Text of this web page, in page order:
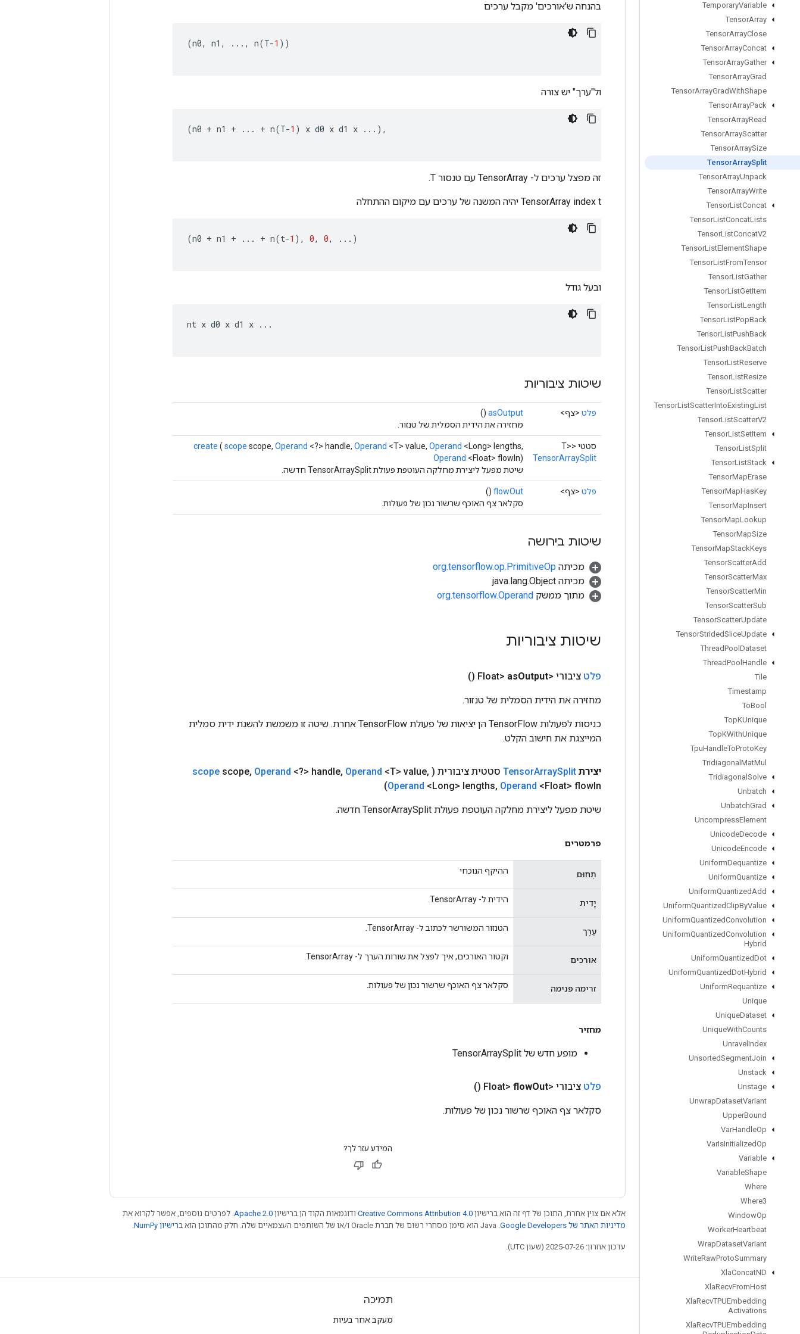
TemporaryVariable
TensorArray
TensorArrayClose
TensorArrayConcat
TensorArrayGather
TensorArrayGrad
TensorArrayGradWithShape
TensorArrayPack
TensorArrayRead
TensorArrayScatter
TensorArraySize
TensorArraySplit
TensorArrayUnpack
TensorArrayWrite
TensorListConcat
TensorListConcatLists
TensorListConcatV2
TensorListElementShape
TensorListFromTensor
TensorListGather
TensorListGetItem
TensorListLength
TensorListPopBack
TensorListPushBack
TensorListPushBackBatch
TensorListReserve
TensorListResize
TensorListScatter
TensorListScatterIntoExistingList
TensorListScatterV2
TensorListSetItem
TensorListSplit
TensorListStack
TensorMapErase
TensorMapHasKey
TensorMapInsert
TensorMapLookup
TensorMapSize
TensorMapStackKeys
TensorScatterAdd
TensorScatterMax
TensorScatterMin
TensorScatterSub
TensorScatterUpdate
TensorStridedSliceUpdate
ThreadPool Dataset
ThreadPool Handle
Tile
Timestamp
ToBool
TopKUnique
TopKWithUnique
TpuHandleToProtoKey
Tridiagonal MatMul
Tridiagonal Solve
Unbatch
UnbatchGrad
UncompressElement
UnicodeDecode
UnicodeEncode
UniformDequantize
UniformQuantize
UniformQuantizedAdd
UniformQuantizedClipByValue
UniformQuantizedConvolution
UniformQuantizedConvolution
Hybrid
UniformQuantizedDot
UniformQuantizedDotHybrid
UniformRequantize
Unique
UniqueDataset
UniqueWithCounts
Unravel Index
UnsortedSegmentJoin
Unstack
Unstage
UnwrapDatasetVariant
UpperBound
VarHandleOp
VarIsInitializedOp
Variable
VariableShape
Where
Where3
WindowOp
WorkerHeartbeat
WrapDatasetVariant
WriteRawProtoSummary
XlaConcatND
XlaRecvFromHost
XlaRecvTPUEmbedding
Activations
XlaRecvTPUEmbedding
בהנחה ש'אורכים' מקבל ערכים
(n0, n1 , ..., n(T-1 ))
ול"ערך" יש צורה
(n0 + n1 + ... + n(T-1 ) x d0 x d1 x ...),
זה מפצל ערכים ל- TensorArray עם טנסור T.
TensorArray index t יהיה המשנה של ערכים עם מיקום ההתחלה
(n0 + n1 + ... + n(t-1 ), 0, 0, ...)
ובעל גודל
nt x d0 x d1 x ...
שיטות ציבוריות
פלט <צף> asOutput
()
מחזירה את הידית הסמלית של טנזור.
סטטי <T>
TensorArraySplit
create ( scope scope, Operand <?> handle, Operand <T> value, Operand <Long> lengths,
Operand <Float> flowIn)
שיטת מפעל ליצירת מחלקה העוטפת פעולת TensorArraySplit חדשה.
פלט <צף> flowOut
()
סקלאר צף האוכף שרשור נכון של פעולות.
שיטות בירושה
מכיתה org.tensorflow.op.PrimitiveOp
מכיתה java.lang.Object
מתוך ממשק org.tensorflow.Operand
שיטות ציבוריות
פלט ציבורי <Float> asOutput
()
מחזירה את הידית הסמלית של טנזור.
כניסות לפעולות TensorFlow הן יציאות של פעולת TensorFlow אחרת. שיטה זו משמשת להשגת ידית סמלית
המייצגת את חישוב הקלט.
יצירת TensorArraySplit סטטית ציבורית (
scope scope, Operand <?> handle, Operand <T> value,
Operand <Long> lengths, Operand <Float> flowIn)
שיטת מפעל ליצירת מחלקה העוטפת פעולת TensorArraySplit חדשה.
פרמטרים
תְחוּם ההיקף הנוכחי
יָדִית הידית ל- TensorArray.
עֵרֶך הטנזור המשורשר לכתוב ל- TensorArray.
אורכים וקטור האורכים, איך לפצל את שורות הערך ל- TensorArray.
זרימה פנימה סקלאר צף האוכף שרשור נכון של פעולות.
מחזיר
מופע חדש של TensorArraySplit
פלט ציבורי <Float> flowOut
()
סקלאר צף האוכף שרשור נכון של פעולות.
המידע עזר לך?
אלא אם צוין אחרת, התוכן של דף זה הוא ברישיון Creative Commons Attribution 4.0 ודוגמאות הקוד הן ברישיון Apache 2.0 . לפרטים נוספים, אפשר לקרוא את
מדיניות האתר של Google Developers‏
רישיון NumPy‏
עדכון אחרון: 2025-07-26 (שעון UTC).
לא להתנתק תמיכה
מעקב אחר בעיות